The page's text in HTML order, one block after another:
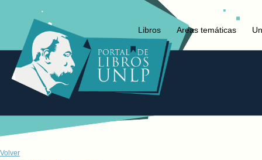
Libros Areas temáticas
Volver